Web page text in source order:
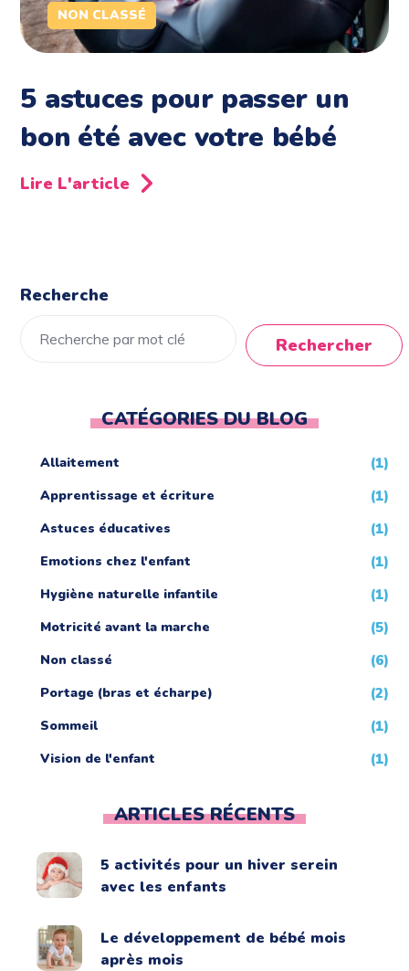
NON CLASSÉ
5 astuces pour passer un
bon été avec votre bébé
Lire L'article
Recherche
Rechercher
CATÉGORIES DU BLOG
Allaitement (1)
Apprentissage et écriture (1)
Astuces éducatives (1)
Emotions chez l'enfant (1)
Hygiène naturelle infantile (1)
Motricité avant la marche (5)
Non classé (6)
Portage (bras et écharpe) (2)
Sommeil (1)
Vision de l'enfant (1)
ARTICLES RÉCENTS
5 activités pour un hiver serein
avec les enfants
Le développement de bébé mois
après mois